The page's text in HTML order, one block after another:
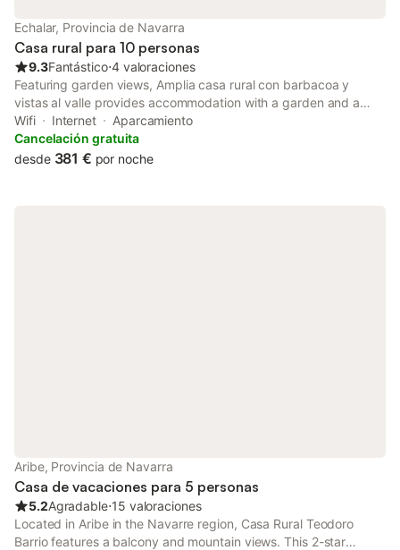
Echalar, Provincia de Navarra
Casa rural para 10 personas
9.3Fantástico⋅4 valoraciones
Featuring garden views, Amplia casa rural con barbacoa y
vistas al valle provides accommodation with a garden and a
patio, around 22 km from Hendaye Train Station. This property
offers access to a balcony, free private parking and free WiFi.
Wifi Internet
Aparcamiento
Cancelación gratuita
desde 381 € por noche
Aribe, Provincia de Navarra
Casa de vacaciones para 5 personas
5.2Agradable⋅15 valoraciones
Located in Aribe in the Navarre region, Casa Rural Teodoro
Barrio features a balcony and mountain views. This 2-star